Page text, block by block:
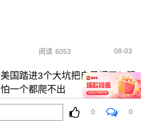
阅读 6053 08-03
美国踏进3个大坑把自己埋了！恐
怕一个都爬不出
阅读 17495
0 0